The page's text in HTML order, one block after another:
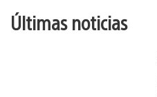
Últimas noticias